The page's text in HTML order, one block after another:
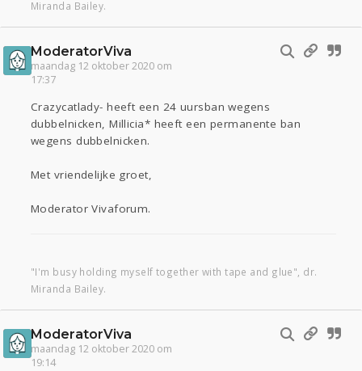
Miranda Bailey.
ModeratorViva
maandag 12 oktober 2020 om
17:37
Crazycatlady- heeft een 24 uursban wegens
dubbelnicken, Millicia* heeft een permanente ban
wegens dubbelnicken.
Met vriendelijke groet,
Moderator Vivaforum.
"I'm busy holding myself together with tape and glue", dr.
Miranda Bailey.
ModeratorViva
maandag 12 oktober 2020 om
19:14